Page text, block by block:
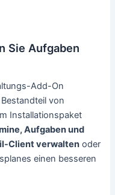
Sie Aufgaben
Add-On
von
Installationspaket
Aufgaben und
Client verwalten oder
einen besseren